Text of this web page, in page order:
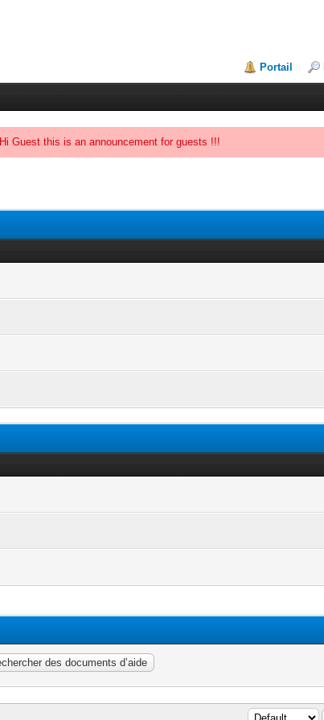
Portail
Hi Guest this is an announcement for guests !!!